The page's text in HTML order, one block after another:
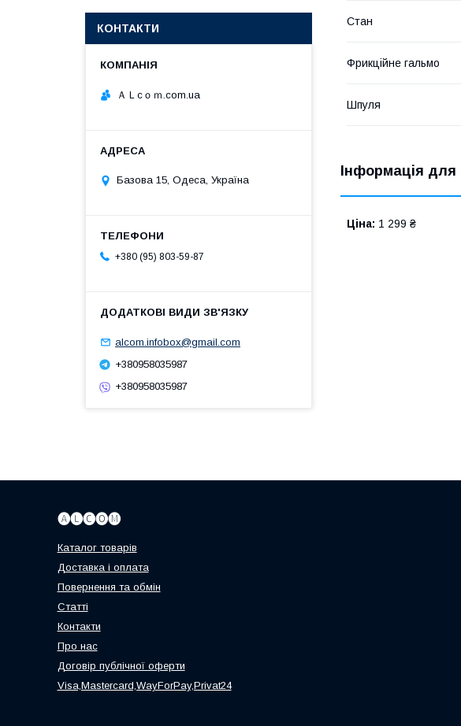
Стан
Фрикційне гальмо
Шпуля
Інформація
Ціна: 1 299 ₴
КОНТАКТИ
ＡＬcｏｍ.com.ua
Базова 15, Одеса, Україна
+380 (95) 803-59-87
alcom.infobox@gmail.com
+380958035987
+380958035987
🅐🅛🅒🅞🅜
Каталог товарів
Доставка і оплата
Повернення та обмін
Статті
Контакти
Про нас
Договір публічної оферти
Visa,Mastercard,WayForPay,Privat24